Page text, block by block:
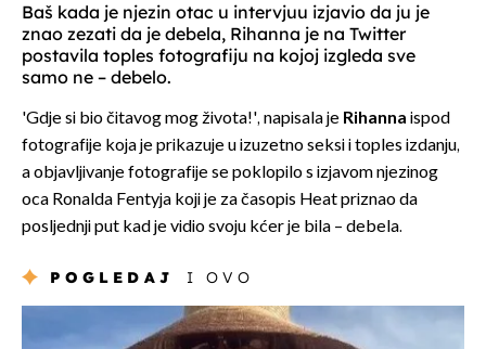
Baš kada je njezin otac u intervjuu izjavio da ju je
znao zezati da je debela, Rihanna je na Twitter
postavila toples fotografiju na kojoj izgleda sve
samo ne – debelo.
'Gdje si bio čitavog mog života!', napisala je Rihanna ispod
fotografije koja je prikazuje u izuzetno seksi i toples izdanju,
a objavljivanje fotografije se poklopilo s izjavom njezinog
oca Ronalda Fentyja koji je za časopis Heat priznao da
posljednji put kad je vidio svoju kćer je bila – debela.
POGLEDAJ I OVO